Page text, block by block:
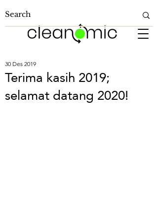
Terima kasih 2019;
selamat datang 2020!
30 Des 2019